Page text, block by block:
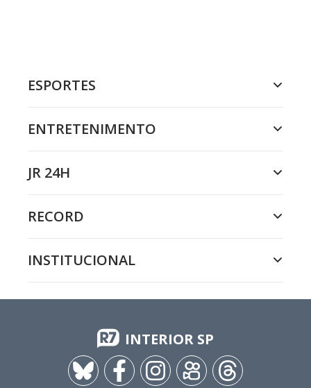
ESPORTES
ENTRETENIMENTO
JR 24H
RECORD
INSTITUCIONAL
INTERIOR SP